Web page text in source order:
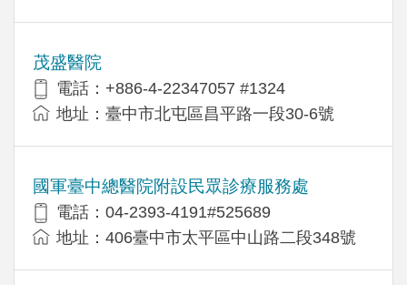
茂盛醫院
電話：+886-4-22347057 #1324
地址：臺中市北屯區昌平路一段30-6號
國軍臺中總醫院附設民眾診療服務處
電話：04-2393-4191#525689
地址：406臺中市太平區中山路二段348號